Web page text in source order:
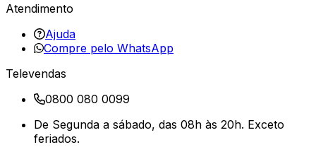
Atendimento
Ajuda
Compre pelo WhatsApp
Televendas
0800 080 0099
De Segunda a sábado, das 08h às 20h. Exceto
feriados.